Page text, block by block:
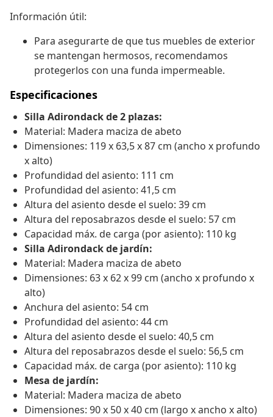
Información útil:
Para asegurarte de que tus muebles de exterior
se mantengan hermosos, recomendamos
protegerlos con una funda impermeable.
Especificaciones
Silla Adirondack de 2 plazas:
Material: Madera maciza de abeto
Dimensiones: 119 x 63,5 x 87 cm (ancho x profundo
x alto)
Profundidad del asiento: 111 cm
Profundidad del asiento: 41,5 cm
Altura del asiento desde el suelo: 39 cm
Altura del reposabrazos desde el suelo: 57 cm
Capacidad máx. de carga (por asiento): 110 kg
Silla Adirondack de jardín:
Material: Madera maciza de abeto
Dimensiones: 63 x 62 x 99 cm (ancho x profundo x
alto)
Anchura del asiento: 54 cm
Profundidad del asiento: 44 cm
Altura del asiento desde el suelo: 40,5 cm
Altura del reposabrazos desde el suelo: 56,5 cm
Capacidad máx. de carga (por asiento): 110 kg
Mesa de jardín:
Material: Madera maciza de abeto
Dimensiones: 90 x 50 x 40 cm (largo x ancho x alto)